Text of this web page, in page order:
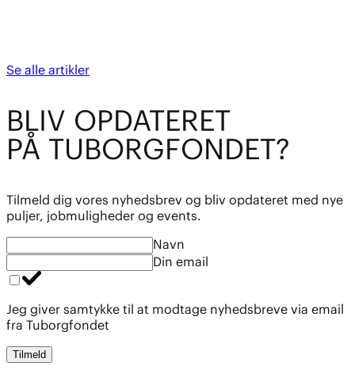
Se alle artikler
BLIV OPDATERET
PÅ TUBORGFONDET?
Tilmeld dig vores nyhedsbrev og bliv opdateret med nye
puljer, jobmuligheder og events.
Navn
Din email
Jeg giver samtykke til at modtage nyhedsbreve via email
fra Tuborgfondet
Tilmeld